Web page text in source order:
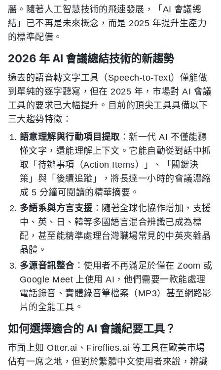
靨。隨著人工智慧技術的飛速發展，「AI 會議總
結」已不再是未來概念，而是 2025 年提升生產力
的標準配備。
2026 年 AI 會議總結技術的新趨勢
過去的語音轉文字工具（Speech-to-Text）僅能做
到單純的逐字聽寫，但在 2025 年，市場對 AI 會議
工具的要求已大幅提升。目前的頂尖工具具備以下
三大趨勢特徵：
語意理解與行動項目提取：新一代 AI 不僅能聽
懂文字，還能理解上下文。它能自動從對話中抓
取「待辦事項（Action Items）」、「關鍵決
策」與「後續追蹤」，將長達一小時的會議濃縮
成 5 分鐘可閱讀的精華摘要。
多語系與方言支援 ：隨著全球化協作增加，支援
中、英、日、韓等多國語言混合辨識已成為標
配，甚至能精準處理台灣職場常見的中英夾雜晶
晶體。
多源音訊整合：使用者不再滿足於僅在 Zoom 或
Google Meet 上使用 AI，他們需要一款能處理
電話錄音、實體錄音筆檔案（MP3）甚至網路影
片的全能工具。
如何選擇適合的 AI 會議紀要工具？
市面上如 Otter.ai、Fireflies.ai 等工具在歐美市場
佔有一席之地，但對於繁體中文使用者來說，辨識